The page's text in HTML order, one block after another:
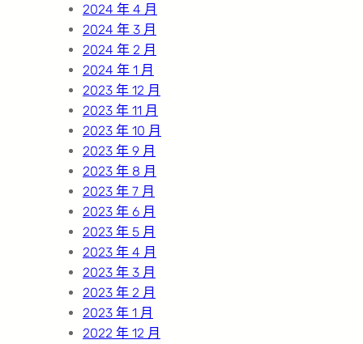
2024 年 4 月
2024 年 3 月
2024 年 2 月
2024 年 1 月
2023 年 12 月
2023 年 11 月
2023 年 10 月
2023 年 9 月
2023 年 8 月
2023 年 7 月
2023 年 6 月
2023 年 5 月
2023 年 4 月
2023 年 3 月
2023 年 2 月
2023 年 1 月
2022 年 12 月